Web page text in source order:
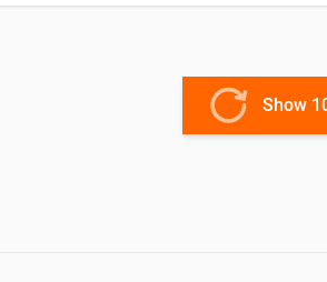
Show